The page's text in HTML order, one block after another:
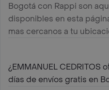
Bogotá con Rappi son
disponibles en esta
mas cercanos a tu
¿EMMANUEL CEDRITOS
días de envíos gratis en